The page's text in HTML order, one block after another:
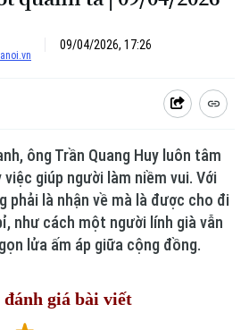
09/04/2026, 17:26
ông Trần Quang Huy luôn tâm
giúp người làm niềm vui. Với
phải là nhận về mà là được cho đi
như cách một người lính già vẫn
lửa ấm áp giữa cộng đồng.
giá bài viết